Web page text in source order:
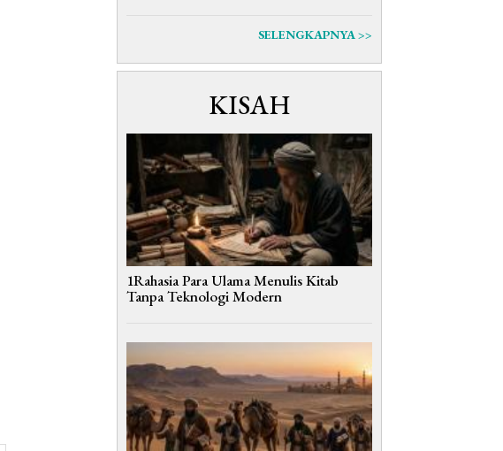
SELENGKAPNYA >>
KISAH
1Rahasia Para Ulama Menulis Kitab
Tanpa Teknologi Modern